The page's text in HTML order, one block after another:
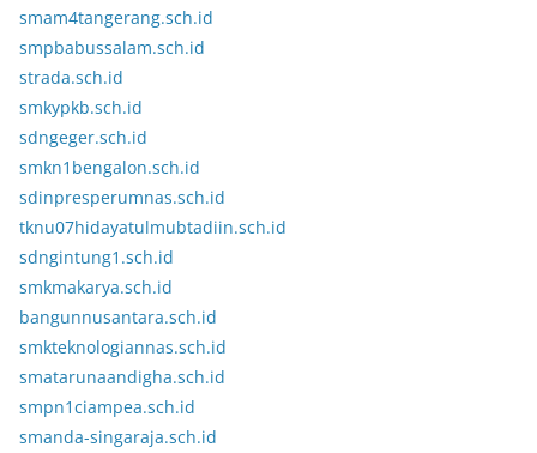
smam4tangerang.sch.id
smpbabussalam.sch.id
strada.sch.id
smkypkb.sch.id
sdngeger.sch.id
smkn1bengalon.sch.id
sdinpresperumnas.sch.id
tknu07hidayatulmubtadiin.sch.id
sdngintung1.sch.id
smkmakarya.sch.id
bangunnusantara.sch.id
smkteknologiannas.sch.id
smatarunaandigha.sch.id
smpn1ciampea.sch.id
smanda-singaraja.sch.id